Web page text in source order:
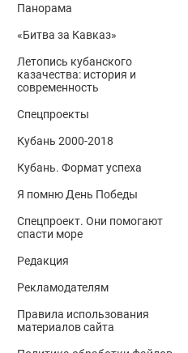
Панорама
«Битва за Кавказ»
Летопись кубанского
казачества: история и
современность
Спецпроекты
Кубань 2000-2018
Кубань. Формат успеха
Я помню День Победы
Спецпроект. Они помогают
спасти море
Редакция
Рекламодателям
Правила использования
материалов сайта